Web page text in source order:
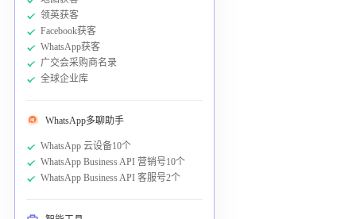
领英获客
Facebook获客
WhatsApp获客
广交会采购商名录
全球企业库
WhatsApp多聊助手
WhatsApp 云设备10个
WhatsApp Business API 营销号10个
WhatsApp Business API 客服号2个